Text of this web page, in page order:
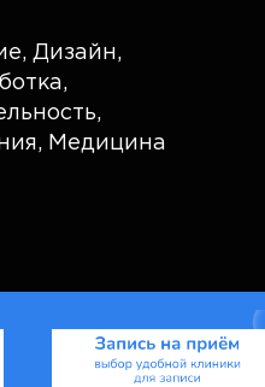
, Дизайн,
,
,
, Медицина